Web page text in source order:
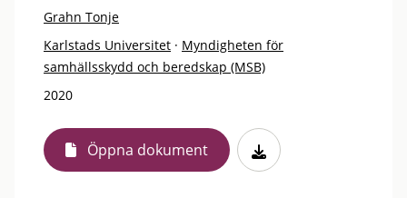
Grahn Tonje
Karlstads Universitet · Myndigheten för
samhällsskydd och beredskap (MSB)
2020
Öppna dokument